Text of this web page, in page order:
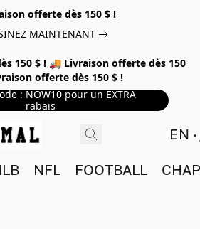
offerte dès 150 $ !
MAINTENANT
150 $ ! 🚚 Livraison offerte dès 150
offerte dès 150 $ !
: NOW10 pour un EXTRA
rabais
EN
NFL FOOTBALL